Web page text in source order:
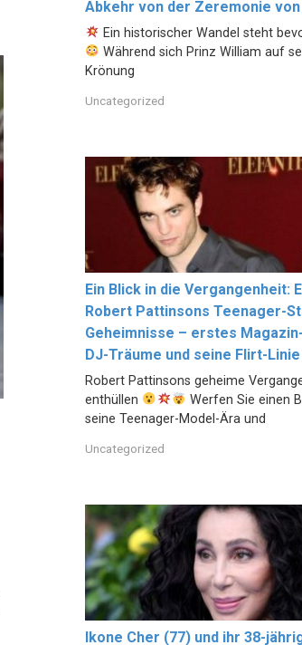
Abkehr von der Zeremonie von
Ein historischer Wandel steht
Während sich Prinz William auf
Krönung
Uncategorized
Ein Blick in die Vergangenheit:
Robert Pattinsons Teenager-
Geheimnisse – erstes
DJ-Träume und seine Flirt-Linie
Robert Pattinsons geheime
enthüllen
Werfen Sie einen
seine Teenager-Model-Ära und
Uncategorized
Ikone Cher (77) und ihr 38-